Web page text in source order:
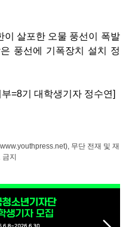
이 살포한 오물 풍선이 폭발
풍선에 기폭장치 설치 정
=8기 대학생기자 정수연]
무단 전재 및 재
지